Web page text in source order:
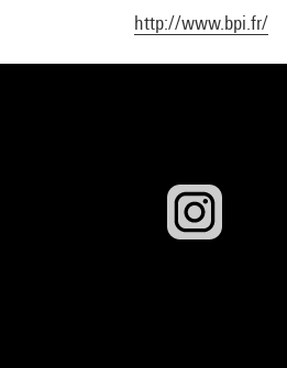
http://www.bpi.fr/